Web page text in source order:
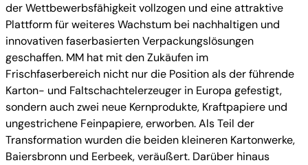
der Wettbewerbsfähigkeit vollzogen und eine attraktive
Plattform für weiteres Wachstum bei nachhaltigen und
innovativen faserbasierten Verpackungslösungen
geschaffen. MM hat mit den Zukäufen im
Frischfaserbereich nicht nur die Position als der führende
Karton- und Faltschachtelerzeuger in Europa gefestigt,
sondern auch zwei neue Kernprodukte, Kraftpapiere und
ungestrichene Feinpapiere, erworben. Als Teil der
Transformation wurden die beiden kleineren Kartonwerke,
Baiersbronn und Eerbeek, veräußert. Darüber hinaus